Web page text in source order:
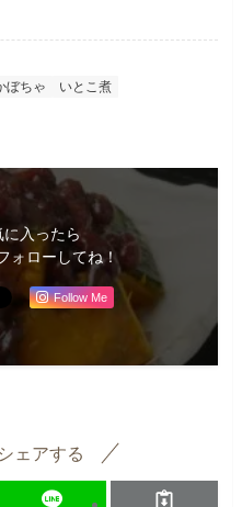
ぼちゃ いとこ煮
に入ったら
ォローしてね！
Follow Me
ェアする